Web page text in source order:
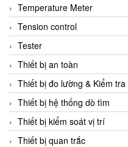
Temperature Meter
Tension control
Tester
Thiết bị an toàn
Thiết bị đo lường & Kiểm tra
Thiết bị hệ thống dò tìm
Thiết bị kiểm soát vị trí
Thiết bị quan trắc